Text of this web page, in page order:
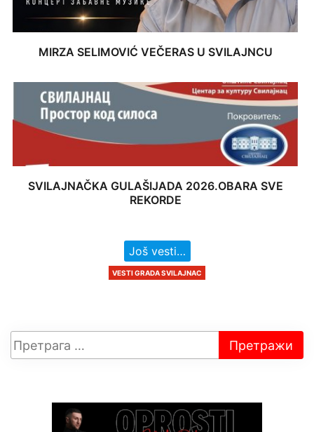
MIRZA SELIMOVIĆ VEČERAS U SVILAJNCU
SVILAJNAČKA GULAŠIJADA 2026.OBARA SVE
REKORDE
Još vesti…
VESTI GRADA SVILAJNAC